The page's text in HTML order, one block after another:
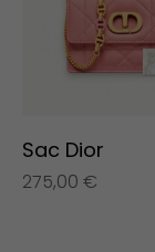
Sac Dior
275,00 €